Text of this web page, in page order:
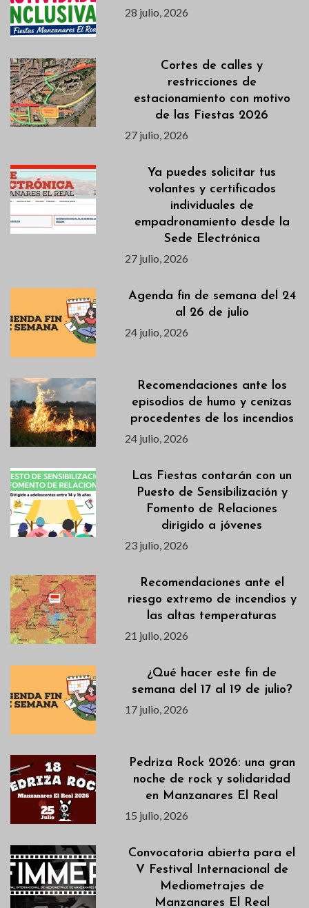
28 julio, 2026
Cortes de calles y
restricciones de
estacionamiento con motivo
de las Fiestas 2026
27 julio, 2026
Ya puedes solicitar tus
volantes y certificados
individuales de
empadronamiento desde la
Sede Electrónica
27 julio, 2026
Agenda fin de semana del 24
al 26 de julio
24 julio, 2026
Recomendaciones ante los
episodios de humo y cenizas
procedentes de los incendios
24 julio, 2026
Las Fiestas contarán con un
Puesto de Sensibilización y
Fomento de Relaciones
dirigido a jóvenes
23 julio, 2026
Recomendaciones ante el
riesgo extremo de incendios y
las altas temperaturas
21 julio, 2026
¿Qué hacer este fin de
semana del 17 al 19 de julio?
17 julio, 2026
Pedriza Rock 2026: una gran
noche de rock y solidaridad
en Manzanares El Real
15 julio, 2026
Convocatoria abierta para el
V Festival Internacional de
Mediometrajes de
Manzanares El Real